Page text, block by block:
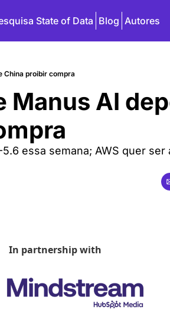
State of Data Blog Autores
China proibir compra
Manus AI
essa semana; AWS quer
In partnership with